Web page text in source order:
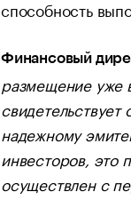
способность
Финансовый
размещение уже
надежному
инвесторов, это
осуществлен с